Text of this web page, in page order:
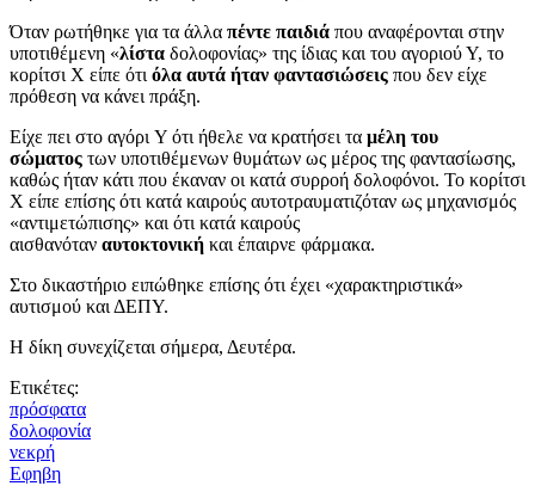
Όταν ρωτήθηκε για τα άλλα πέντε παιδιά που αναφέρονται στην
υποτιθέμενη «λίστα δολοφονίας» της ίδιας και του αγοριού Υ, το
κορίτσι Χ είπε ότιόλα αυτά ήταν φαντασιώσεις που δεν είχε
πρόθεση να κάνει πράξη.
Είχε πει στο αγόρι Y ότι ήθελε να κρατήσει τα μέλη του
σώματος των υποτιθέμενων θυμάτων ως μέρος της φαντασίωσης,
καθώς ήταν κάτι που έκαναν οι κατά συρροή δολοφόνοι. Το κορίτσι
Χ είπε επίσης ότι κατά καιρούς αυτοτραυματιζόταν ως μηχανισμός
«αντιμετώπισης» και ότι κατά καιρούς
αισθανόταν αυτοκτονική και έπαιρνε φάρμακα.
Στο δικαστήριο ειπώθηκε επίσης ότι έχει «χαρακτηριστικά»
αυτισμού και ΔΕΠΥ.
Η δίκη συνεχίζεται σήμερα, Δευτέρα.
Ετικέτες:
πρόσφατα
δολοφονία
νεκρή
Εφηβη